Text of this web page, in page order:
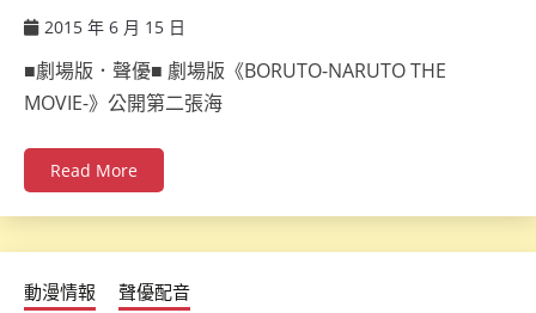
2015 年 6 月 15 日
■劇場版．聲優■ 劇場版《BORUTO-NARUTO THE
MOVIE-》公開第二張海
Read More
動漫情報 聲優配音